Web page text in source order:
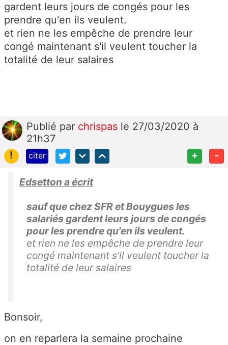
gardent leurs jours de congés pour les
prendre qu'en ils veulent.
et rien ne les empêche de prendre leur
congé maintenant s'il veulent toucher la
totalité de leur salaires
Publié par chrispas le 27/03/2020 à
21h37
!
citer + -
Edsetton a écrit
sauf que chez SFR et Bouygues les
salariés gardent leurs jours de congés
pour les prendre qu'en ils veulent.
et rien ne les empêche de prendre leur
congé maintenant s'il veulent toucher la
totalité de leur salaires
Bonsoir,
on en reparlera la semaine prochaine